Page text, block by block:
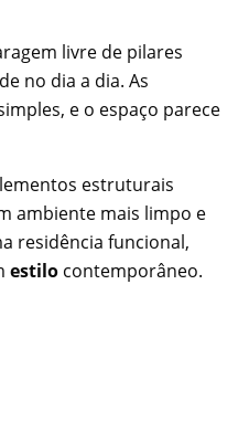
livre de pilares
no dia a dia. As
e o espaço parece
estruturais
ambiente mais limpo e
residência funcional,
estilo contemporâneo.